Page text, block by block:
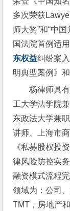
多次荣获
师大奖”和“中
国法院首例适
东权益纠纷案
明典型案例》和
杨律师具
工大学法学院
东政法大学兼
讲师、上海市
《私募股权投
律风险防控实
融资模式流程
领域为：公司
TMT，房地产